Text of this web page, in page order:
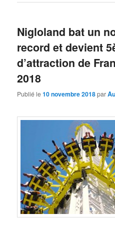
Nigloland bat un
record et devient
d’attraction de
2018
Publié le10 novembre 2018par